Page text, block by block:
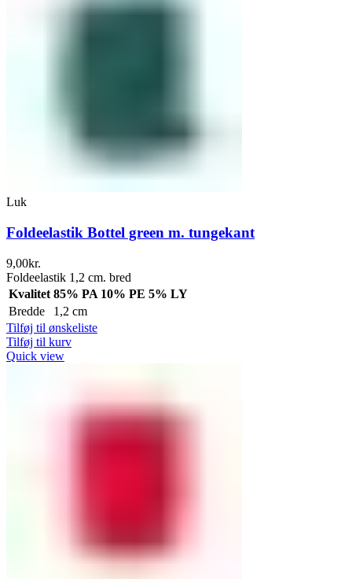
Luk
Foldeelastik Bottel green m. tungekant
9,00kr.
Foldeelastik 1,2 cm. bred
Kvalitet 85% PA 10% PE 5% LY
Bredde
1,2 cm
Tilføj til ønskeliste
Tilføj til kurv
Quick view